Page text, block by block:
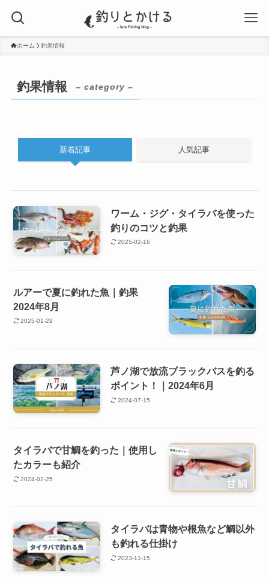
ホーム 釣果情報
釣果情報 – category –
新着記事 人気記事
ワーム・ジグ・タイラバを使った
釣りのコツと釣果
2025-02-16
ルアーで夏に釣れた魚｜釣果
2024年8月
2025-01-29
芦ノ湖で放流ブラックバスを釣る
ポイント！｜2024年6月
2024-07-15
タイラバで甘鯛を釣った｜使用し
たカラーも紹介
2024-02-25
タイラバは青物や根魚など鯛以外
も釣れる仕掛け
2023-11-15